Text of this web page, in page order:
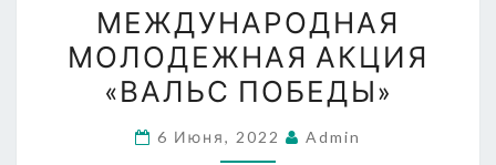
МОЛОДЕЖНАЯ
АКЦИЯ
«ВАЛЬС
МЕЖДУНАРОДНАЯ
МОЛОДЕЖНАЯ АКЦИЯ
«ВАЛЬС ПОБЕДЫ»
6 Июня, 2022 Admin